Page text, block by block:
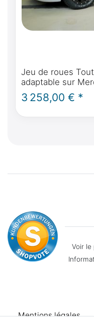
Jeu de roues
adaptable sur
Marco Polo,
Klassik B 17" 235 /
3 258,00 € *
Voir le
Mentions légales